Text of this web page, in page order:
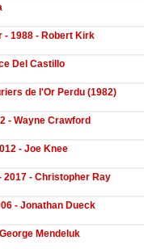
- 1988 - Robert Kirk
Del Castillo
de l'Or Perdu (1982)
- Wayne Crawford
- Joe Knee
2017 - Christopher Ray
- Jonathan Dueck
Mendeluk